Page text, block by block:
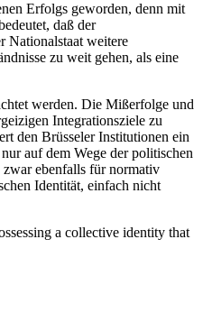
Erfolgs geworden, denn mit
daß der
Nationalstaat weitere
zu weit gehen, als eine
werden. Die Mißerfolge und
Integrationsziele zu
den Brüsseler Institutionen ein
auf dem Wege der politischen
zwar ebenfalls für normativ
Identität, einfach nicht
a collective identity that